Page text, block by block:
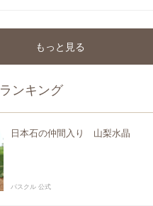
もっと見る
ンキング
日本石の仲間入り 山梨水晶
パスクル 公式